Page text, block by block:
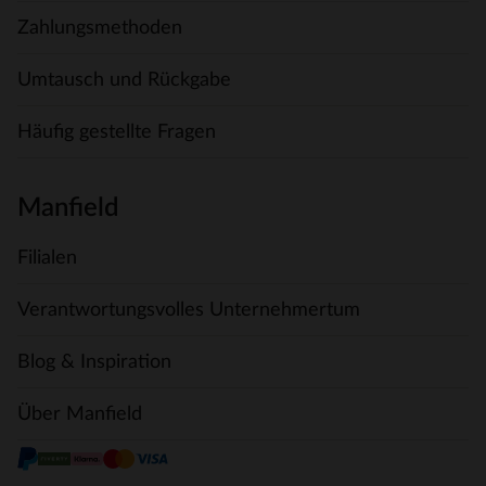
Zahlungsmethoden
Umtausch und Rückgabe
Häufig gestellte Fragen
Manfield
Filialen
Verantwortungsvolles Unternehmertum
Blog & Inspiration
Über Manfield